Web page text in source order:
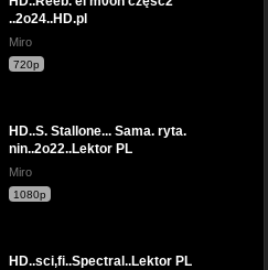
..2o24..HD.pl
Miro
720p
HD..S. Stallone... Sama. ryta.
nin..2o22..Lektor PL
Miro
1080p
HD..sci,fi..Spectral..Lektor PL